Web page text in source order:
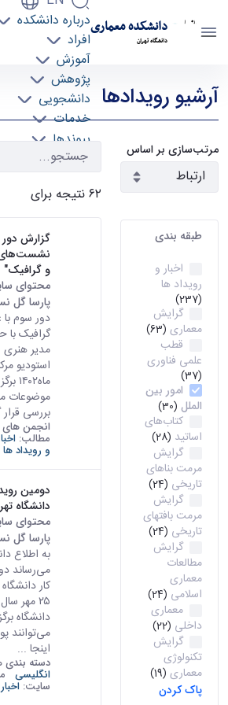
دانشکده معماری
دانشگاه تهران
درباره دانشکده
افراد
آموزش
پژوهش
دانشجویی
خدمات
پیوندها
تماس با ما
رویدادها - دانشکده معماری arch
آرشیو رویدادها
مرتب‌سازی بر اساس
طبقه بندی
اخبار و
رویداد ها
(237)
گرایش
معماری (63)
قطب
علمی فناوری
(37)
امور بین
الملل (30)
کتاب‌های
اساتید (28)
گرایش
مرمت بناهای
تاریخی (24)
گرایش
مرمت بافتهای
تاریخی (24)
گرایش
مطالعات
معماری
اسلامی (24)
معماری
داخلی (22)
گرایش
تکنولوژی
معماری (19)
پاک کردن
۶۲ نتیجه برای
گزارش
نشست‌های
و گرافیک"
محتوای
پارسا گل
دور سوم
گرافیک با
مدیر
موضوعات
بررسی
انجمن
مطالب:
و رویداد ها
دومين
دانشگاه
محتوای
پارسا گل
به اطلاع
می‌رساند
۲۵ مهر
دانشگاه
می‌توانند
اینجا ...
دسته بندی
انگلیسی
سایت: